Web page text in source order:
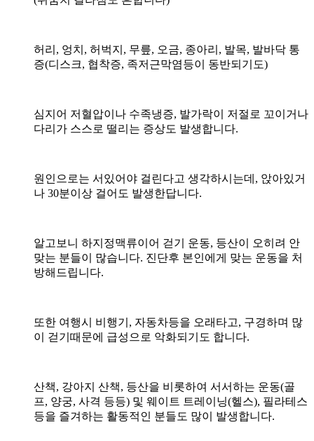
허리, 엉치, 허벅지, 무릎, 오금, 종아리, 발목, 발바닥 통
증(디스크, 협착증, 족저근막염등이 동반되기도)
심지어 저혈압이나 수족냉증, 발가락이 저절로 꼬이거나
다리가 스스로 떨리는 증상도 발생합니다.
원인으로는 서있어야 걸린다고 생각하시는데, 앉아있거
나 30분이상 걸어도 발생한답니다.
알고보니 하지정맥류이어 걷기 운동, 등산이 오히려 안
맞는 분들이 많습니다. 진단후 본인에게 맞는 운동을 처
방해드립니다.
또한 여행시 비행기, 자동차등을 오래타고, 구경하며 많
이 걷기때문에 급성으로 악화되기도 합니다.
산책, 강아지 산책, 등산을 비롯하여 서서하는 운동(골
프, 양궁, 사격 등등) 및 웨이트 트레이닝(헬스), 필라테스
등을 즐겨하는 활동적인 분들도 많이 발생합니다.